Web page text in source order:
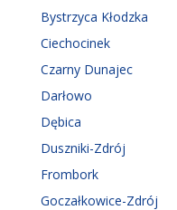
Bystrzyca Kłodzka
Ciechocinek
Czarny Dunajec
Darłowo
Dębica
Duszniki-Zdrój
Frombork
Goczałkowice-Zdrój